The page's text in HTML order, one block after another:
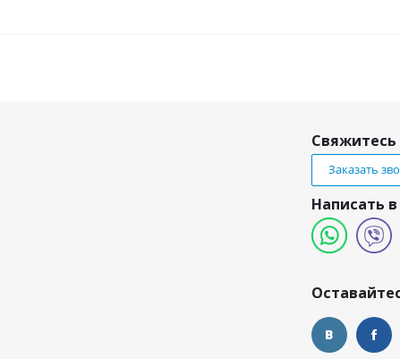
Свяжитесь
Заказать
Написать